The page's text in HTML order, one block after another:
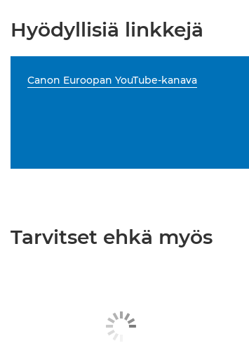
Hyödyllisiä linkkejä
Canon Euroopan YouTube-kanava
Tarvitset ehkä myös